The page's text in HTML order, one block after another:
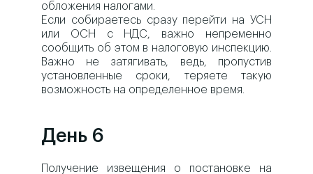
обложения налогами.
Если собираетесь сразу перейти на УСН
или ОСН с НДС, важно непременно
сообщить об этом в налоговую инспекцию.
Важно не затягивать, ведь, пропустив
установленные сроки, теряете такую
возможность на определенное время.​
День 6
Получение извещения о постановке на